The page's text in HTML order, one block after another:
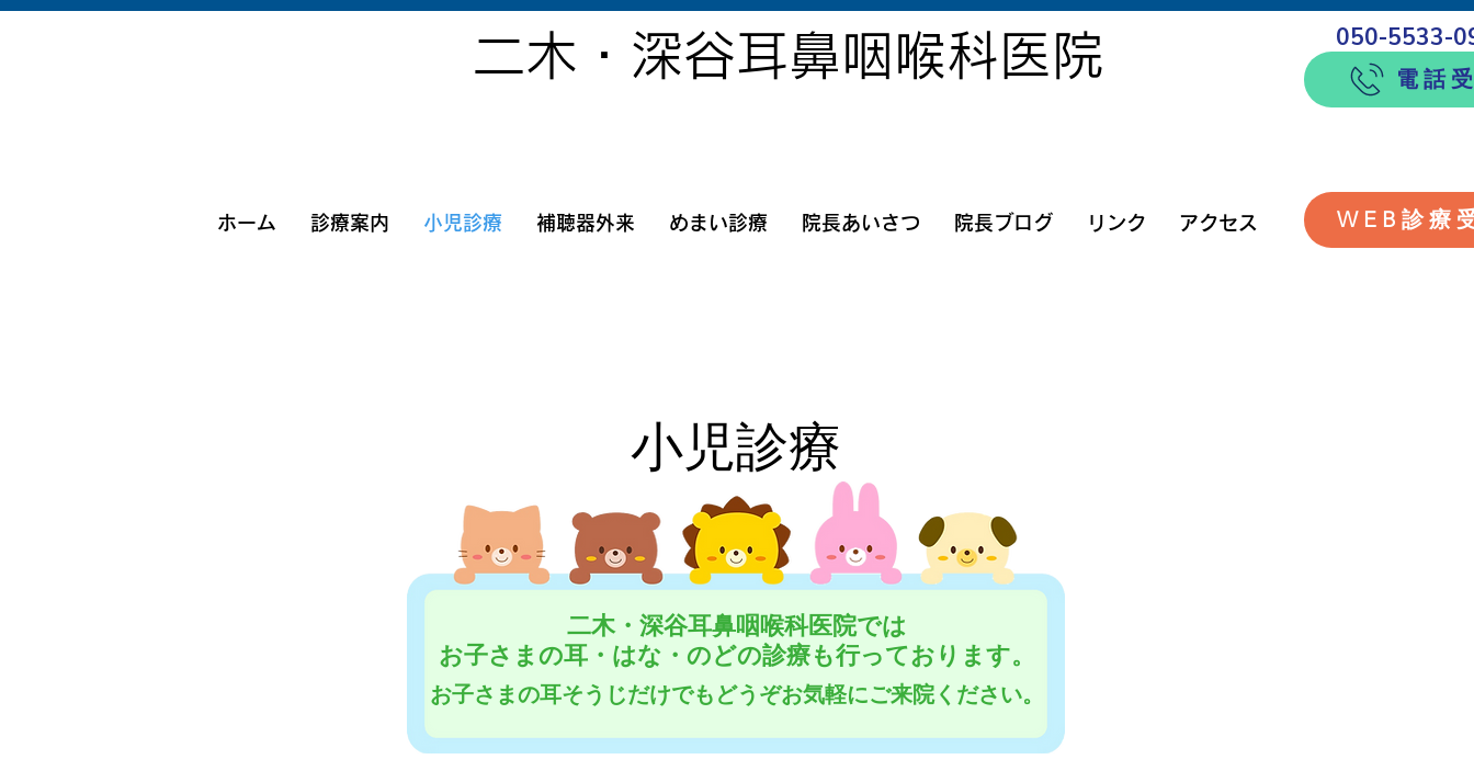
二木・深谷耳鼻咽喉科医院
ホーム 診療案内 小児診療 補聴器外来 めまい診療 院長あいさつ 院長ブログ リンク アクセス
電話
050-5533-
WEB診療
小児診療
二木・深谷耳鼻咽喉科医院では
お子さまの耳・はな・のどの診療も行っております。
お子さまの耳そうじだけでもどうぞお気軽にご来院ください。